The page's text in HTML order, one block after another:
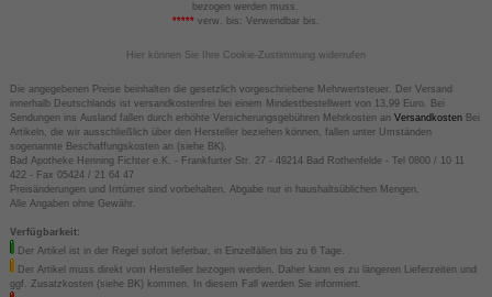
bezogen werden muss.
*****verw. bis: Verwendbar bis.
Hier können Sie Ihre Cookie-Zustimmung widerrufen
Die angegebenen Preise beinhalten die gesetzlich vorgeschriebene Mehrwertsteuer. Der Versand
innerhalb Deutschlands ist versandkostenfrei bei einem Mindestbestellwert von 13,99 Euro. Bei
Sendungen ins Ausland fallen durch erhöhte Versicherungsgebühren Mehrkosten an VersandkostenBei
Artikeln, die wir ausschließlich über den Hersteller beziehen können, fallen unter Umständen
sogenannte Beschaffungskosten an (siehe BK).
Bad Apotheke Henning Fichter e.K. - Frankfurter Str. 27 - 49214 Bad Rothenfelde - Tel 0800 / 10 11
422 - Fax 05424 / 21 64 47
Preisänderungen und Irrtümer sind vorbehalten. Abgabe nur in haushaltsüblichen Mengen.
Alle Angaben ohne Gewähr.
Verfügbarkeit:
Der Artikel ist in der Regel sofort lieferbar, in Einzelfällen bis zu 6 Tage.
Der Artikel muss direkt vom Hersteller bezogen werden. Daher kann es zu längeren Lieferzeiten und
ggf. Zusatzkosten (siehe BK) kommen. In diesem Fall werden Sie informiert.